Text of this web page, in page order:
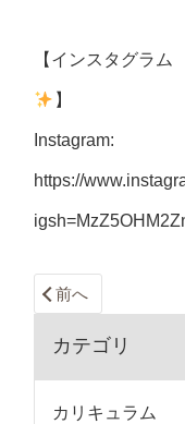
【インスタグラ
】
Instagram:
https://
前へ
カテゴリ
カリキュラム